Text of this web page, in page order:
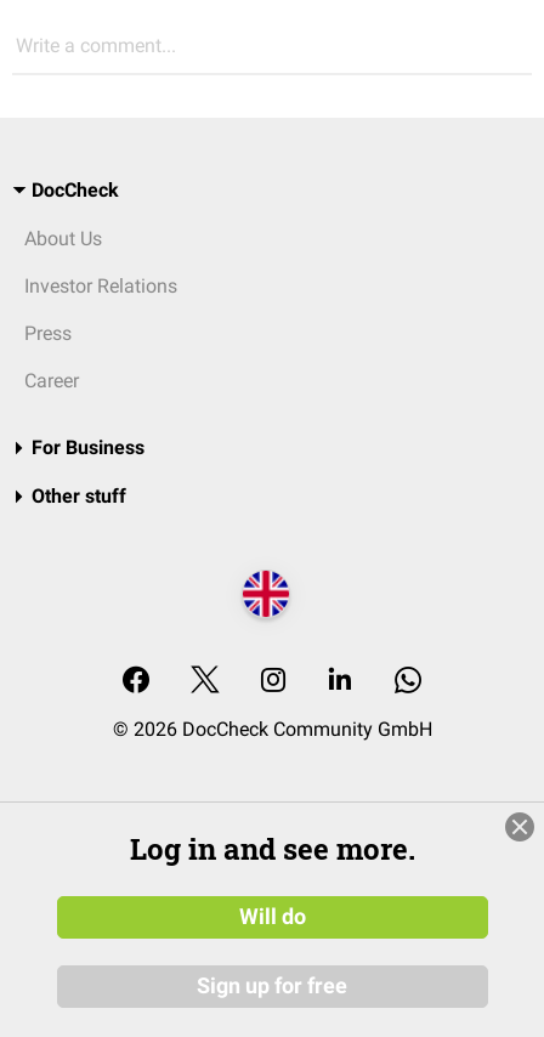
Write a comment...
DocCheck
About Us
Investor Relations
Press
Career
For Business
Other stuff
© 2026 DocCheck Community GmbH
Log in and see more.
Will do
Sign up for free